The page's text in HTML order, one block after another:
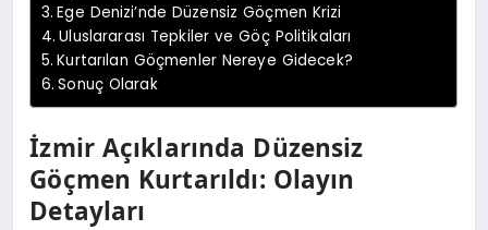
Ege Denizi’nde Düzensiz Göçmen Krizi
Uluslararası Tepkiler ve Göç Politikaları
Kurtarılan Göçmenler Nereye Gidecek?
Sonuç Olarak
İzmir Açıklarında Düzensiz
Göçmen Kurtarıldı: Olayın
Detayları